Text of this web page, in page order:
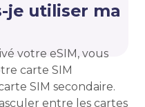
je utiliser ma
votre eSIM, vous
carte SIM
SIM secondaire.
entre les cartes